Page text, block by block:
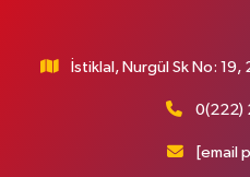
İstiklal, Nurgül Sk No:
0(222)
[email